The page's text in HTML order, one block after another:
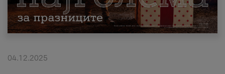
Поддршка
Надополни кредит
04.12.2025